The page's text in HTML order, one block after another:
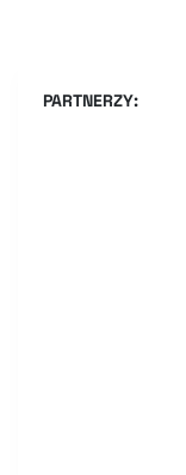
PARTNERZY: